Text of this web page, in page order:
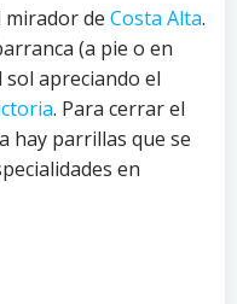
mirador de Costa Alta.
(a pie o en
apreciando el
. Para cerrar el
hay parrillas que se
en